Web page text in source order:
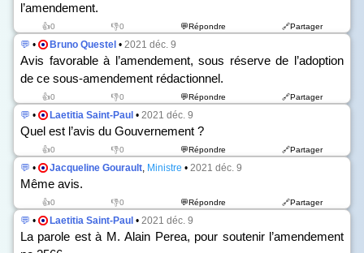
l’amendement.
👍0 👎0 💬Répondre 🔗Partager
💬 • Bruno Questel • 2021 déc. 9
Avis favorable à l’amendement, sous réserve de l’adoption
de ce sous-amendement rédactionnel.
👍0 👎0 💬Répondre 🔗Partager
💬 • Laetitia Saint-Paul • 2021 déc. 9
Quel est l’avis du Gouvernement ?
👍0 👎0 💬Répondre 🔗Partager
💬 • Jacqueline Gourault, Ministre • 2021 déc. 9
Même avis.
👍0 👎0 💬Répondre 🔗Partager
💬 • Laetitia Saint-Paul • 2021 déc. 9
La parole est à M. Alain Perea, pour soutenir l’amendement